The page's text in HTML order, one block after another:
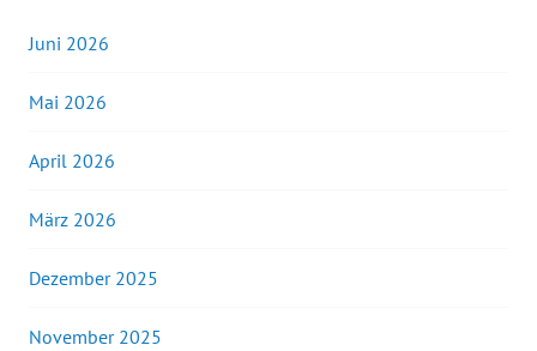
Juni 2026
Mai 2026
April 2026
März 2026
Dezember 2025
November 2025